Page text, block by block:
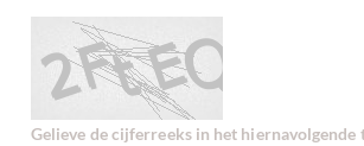
Gelieve de cijferreeks in het hiernavolgende